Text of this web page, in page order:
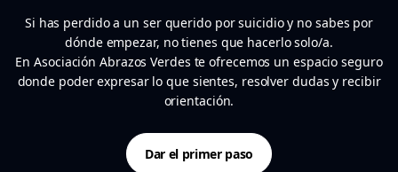
Si has perdido a un ser querido por suicidio y no sabes por
dónde empezar, no tienes que hacerlo solo/a.
En Asociación Abrazos Verdes te ofrecemos un espacio seguro
donde poder expresar lo que sientes, resolver dudas y recibir
orientación.
Dar el primer paso